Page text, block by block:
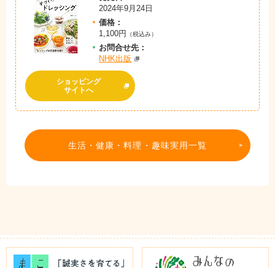
2024年9月24日
価格：
1,100円
（税込み）
お問合せ先：
NHK出版
ショッピング
サイトへ
生活・健康・料理・趣味実用一覧